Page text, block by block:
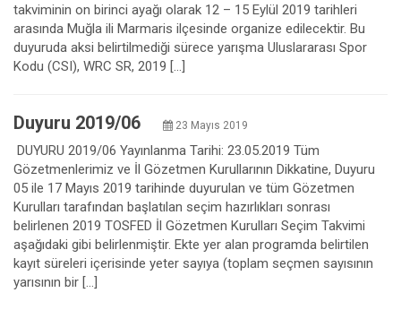
takviminin on birinci ayağı olarak 12 – 15 Eylül 2019 tarihleri
arasında Muğla ili Marmaris ilçesinde organize edilecektir. Bu
duyuruda aksi belirtilmediği sürece yarışma Uluslararası Spor
Kodu (CSI), WRC SR, 2019 […]
Duyuru 2019/06 23 Mayıs 2019
DUYURU 2019/06 Yayınlanma Tarihi: 23.05.2019 Tüm
Gözetmenlerimiz ve İl Gözetmen Kurullarının Dikkatine, Duyuru
05 ile 17 Mayıs 2019 tarihinde duyurulan ve tüm Gözetmen
Kurulları tarafından başlatılan seçim hazırlıkları sonrası
belirlenen 2019 TOSFED İl Gözetmen Kurulları Seçim Takvimi
aşağıdaki gibi belirlenmiştir. Ekte yer alan programda belirtilen
kayıt süreleri içerisinde yeter sayıya (toplam seçmen sayısının
yarısının bir […]